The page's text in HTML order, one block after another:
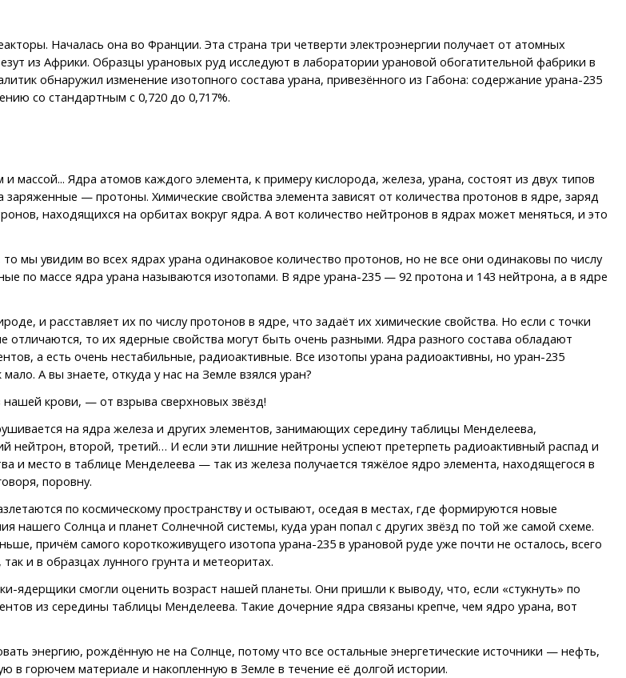
Началась она во Франции. Эта страна три четверти электроэнергии получает от атомных
из Африки. Образцы урановых руд исследуют в лаборатории урановой обогатительной фабрики в
обнаружил изменение изотопного состава урана, привезённого из Габона: содержание урана-235
со стандартным с 0,720 до 0,717%.
Ядра атомов каждого элемента, к примеру кислорода, железа, урана, состоят из двух типов
— протоны. Химические свойства элемента зависят от количества протонов в ядре, заряд
находящихся на орбитах вокруг ядра. А вот количество нейтронов в ядрах может меняться, и это
мы увидим во всех ядрах урана одинаковое количество протонов, но не все они одинаковы по числу
по массе ядра урана называются изотопами. В ядре урана-235 — 92 протона и 143 нейтрона, а в ядре
и расставляет их по числу протонов в ядре, что задаёт их химические свойства. Но если с точки
то их ядерные свойства могут быть очень разными. Ядра разного состава обладают
а есть очень нестабильные, радиоактивные. Все изотопы урана радиоактивны, но уран-235
А вы знаете, откуда у нас на Земле взялся уран?
крови, — от взрыва сверхновых звёзд!
на ядра железа и других элементов, занимающих середину таблицы Менделеева,
нейтрон, второй, третий… И если эти лишние нейтроны успеют претерпеть радиоактивный распад и
и место в таблице Менделеева — так из железа получается тяжёлое ядро элемента, находящегося в
поровну.
по космическому пространству и остывают, оседая в местах, где формируются новые
Солнца и планет Солнечной системы, куда уран попал с других звёзд по той же самой схеме.
причём самого короткоживущего изотопа урана-235 в урановой руде уже почти не осталось, всего
и в образцах лунного грунта и метеоритах.
ядерщики смогли оценить возраст нашей планеты. Они пришли к выводу, что, если «стукнуть» по
из середины таблицы Менделеева. Такие дочерние ядра связаны крепче, чем ядро урана, вот
энергию, рождённую не на Солнце, потому что все остальные энергетические источники — нефть,
в горючем материале и накопленную в Земле в течение её долгой истории.